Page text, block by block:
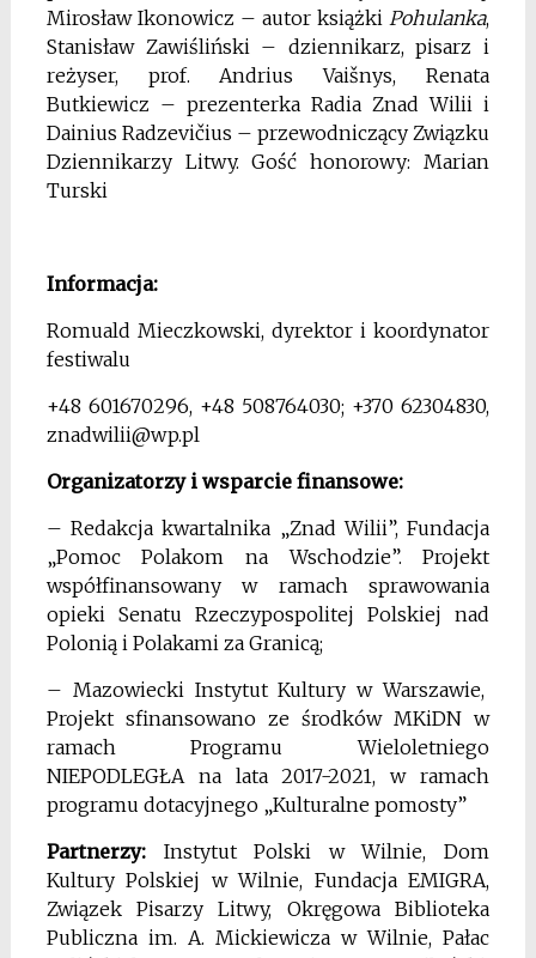
Mirosław Ikonowicz – autor książki Pohulanka,
Stanisław Zawiśliński – dziennikarz, pisarz i
reżyser, prof. Andrius Vaišnys, Renata
Butkiewicz – prezenterka Radia Znad Wilii i
Dainius Radzevičius – przewodniczący Związku
Dziennikarzy Litwy. Gość honorowy: Marian
Turski
Informacja:
Romuald Mieczkowski, dyrektor i koordynator
festiwalu
+48 601670296, +48 508764030; +370 62304830,
znadwilii@wp.pl
Organizatorzy i wsparcie finansowe:
– Redakcja kwartalnika „Znad Wilii”, Fundacja
„Pomoc Polakom na Wschodzie”. Projekt
współfinansowany w ramach sprawowania
opieki Senatu Rzeczypospolitej Polskiej nad
Polonią i Polakami za Granicą;
– Mazowiecki Instytut Kultury w Warszawie,
Projekt sfinansowano ze środków MKiDN w
ramach Programu Wieloletniego
NIEPODLEGŁA na lata 2017-2021, w ramach
programu dotacyjnego „Kulturalne pomosty”
Partnerzy:Instytut Polski w Wilnie, Dom
Kultury Polskiej w Wilnie, Fundacja EMIGRA,
Związek Pisarzy Litwy, Okręgowa Biblioteka
Publiczna im. A. Mickiewicza w Wilnie, Pałac